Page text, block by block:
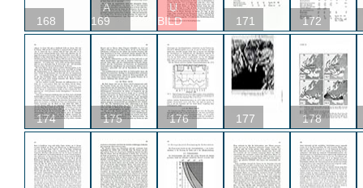
168
A
169
U
BILD
171 172
174 175 176 177 178